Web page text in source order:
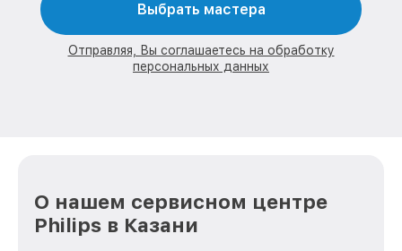
Выбрать мастера
Отправляя, Вы соглашаетесь на обработку
персональных данных
О нашем сервисном центре
Philips в Казани